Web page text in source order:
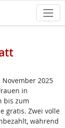
November 2025
in
bis zum
gratis. Zwei volle
während